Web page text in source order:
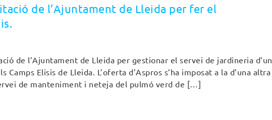
de l’Ajuntament de Lleida per fer el
de l’Ajuntament de Lleida per gestionar el servei de jardineria d’un
Elisis de Lleida. L’oferta d’Aspros s’ha imposat a la d’una altra
de manteniment i neteja del pulmó verd de […]